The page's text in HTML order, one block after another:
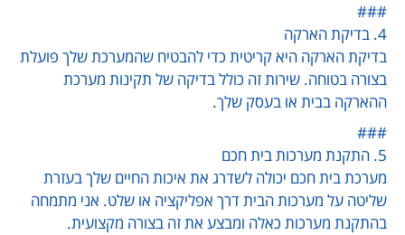
###
4. בדיקת הארקה
בדיקת הארקה היא קריטית כדי להבטיח שהמערכת שלך פועלת
בצורה בטוחה. שירות זה כולל בדיקה של תקינות מערכת
ההארקה בבית או בעסק שלך.
###
5. התקנת מערכות בית חכם
מערכת בית חכם יכולה לשדרג את איכות החיים שלך בעזרת
שליטה על מערכות הבית דרך אפליקציה או שלט. אני מתמחה
בהתקנת מערכות כאלה ומבצע את זה בצורה מקצועית.